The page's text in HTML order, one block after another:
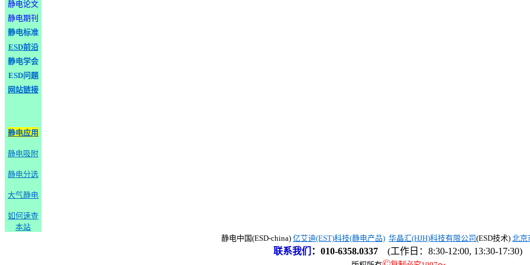
静电论文
静电期刊
静电标准
ESD前沿
静电学会
ESD问题
网站链接
静电应用
静电吸附
静电分选
大气静电
如何速查
本站
静电中国(ESD-china) 亿艾迪(EST)科技(静电产品) 华晶汇(HJH)科技有限公司(ESD技术) 北京
联系我们 ： 010-6358.0337 (工作日：8:30-12:00, 13:30-17:30)